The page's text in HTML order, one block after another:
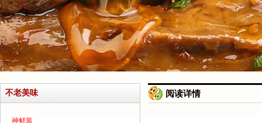
不老美味
神鲜装
阅读详情